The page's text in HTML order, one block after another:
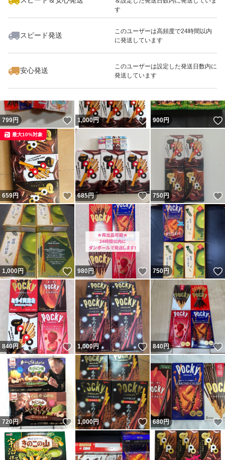
＊住所不備等により返送された荷物はいかなる理由がござ
いましても、《再送はできません》ので予めご了承くださ
す
スピード発送
このユーザーは高頻度で24時間以内
に発送しています
安心発送
このユーザーは設定した発送日数内に
発送しています
いいね！
1,000
799円 いいね！
1,000円 いいね！
900円
659円 いいね！
最大10%対象
685円 いいね！
750円
1,000円 いいね！
980円 いいね！
750円
840円 いいね！
1,000円 いいね！
840円
720円 いいね！
1,000円 いいね！
680円